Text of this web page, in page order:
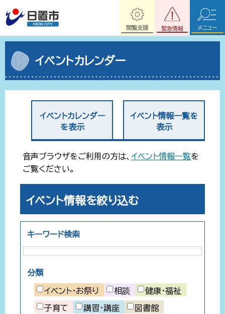
緊急情報
閲覧支援 メニュー
イベントカレンダー
イベントカレンダー
を表示
イベント情報一覧を
表示
音声ブラウザをご利用の方は、 イベント情報一覧を
ご覧ください。
イベント情報を絞り込む
キーワード検索
分類
イベント・お祭り 相談 健康・福祉
子育て 講習・講座 図書館